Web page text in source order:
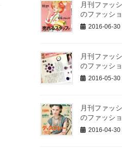
月刊ファッ
のファッシ
2016-06-30
月刊ファッ
のファッシ
2016-05-30
月刊ファッ
のファッシ
2016-04-30